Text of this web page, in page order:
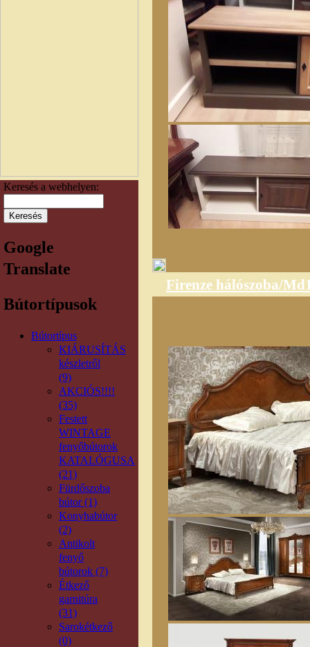
Keresés a webhelyen:
Google
Translate
Bútortípusok
Bútortípus
KIÁRUSÍTÁS
készletről
(9)
AKCIÓS!!!!
(35)
Festett
WINTAGE
fenyőbútorok
KATALÓGUSA
(21)
Fürdőszoba
bútor (1)
Konyhabútor
(2)
Antikolt
fenyő
bútorok (7)
Étkező
garnitúra
(31)
Sarokétkező
(0)
Firenze hálószoba/